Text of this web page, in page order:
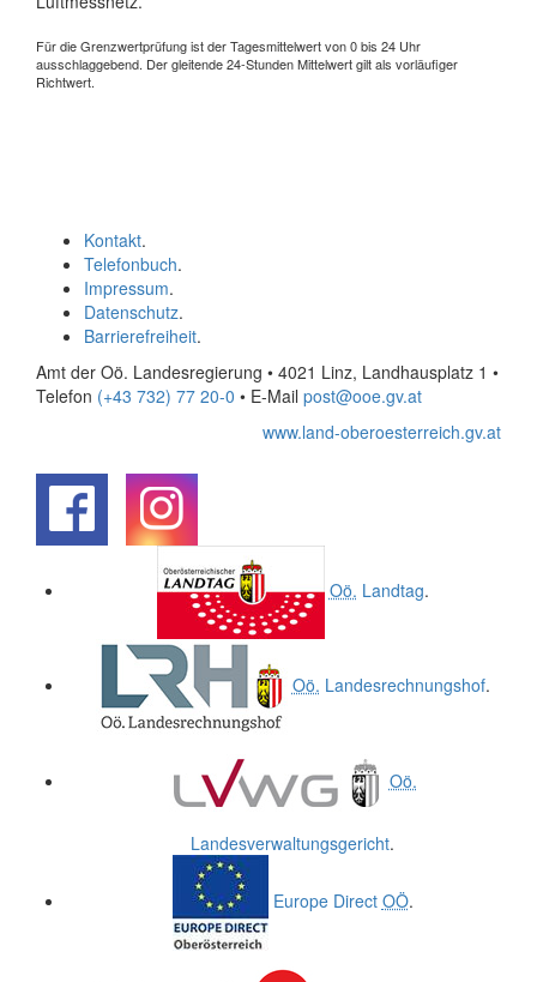
Für die Grenzwertprüfung ist der Tagesmittelwert von 0 bis 24 Uhr
ausschlaggebend. Der gleitende 24-Stunden Mittelwert gilt als vorläufiger
Richtwert.
Kontakt.
Telefonbuch.
Impressum.
Datenschutz.
Barrierefreiheit.
Amt der Oö. Landesregierung • 4021 Linz, Landhausplatz 1 •
Telefon (+43 732) 77 20-0 • E-Mail post@ooe.gv.at
www.land-oberoesterreich.gv.at
Oö. Landtag.
Oö. Landesrechnungshof.
Oö.
Landesverwaltungsgericht.
Europe Direct OÖ.